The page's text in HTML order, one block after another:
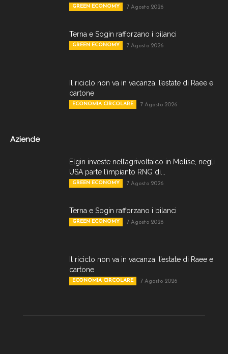
GREEN ECONOMY 7 Agosto 2026
Terna e Sogin rafforzano i bilanci
GREEN ECONOMY 7 Agosto 2026
Il riciclo non va in vacanza, l’estate di Raee e
cartone
ECONOMIA CIRCOLARE 7 Agosto 2026
Aziende
Elgin investe nell’agrivoltaico in Molise, negli
USA parte l’impianto RNG di...
GREEN ECONOMY 7 Agosto 2026
Terna e Sogin rafforzano i bilanci
GREEN ECONOMY 7 Agosto 2026
Il riciclo non va in vacanza, l’estate di Raee e
cartone
ECONOMIA CIRCOLARE 7 Agosto 2026